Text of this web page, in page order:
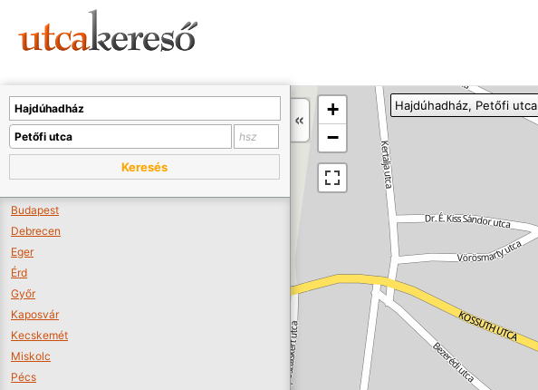
+
−
Hajdúhadház, Petőfi utca
Keresés
Budapest
Debrecen
Eger
Érd
Győr
Kaposvár
Kecskemét
Miskolc
Pécs
A térképet kicsinyíteni kell, hogy látszódjanak a boltok.
Boltok látszódjanak >>